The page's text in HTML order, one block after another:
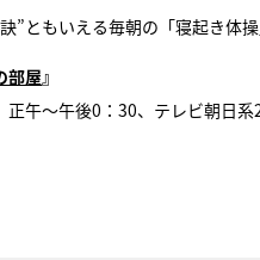
”ともいえる毎朝の「寝起き体
部屋』
午～午後0：30、テレビ朝日系